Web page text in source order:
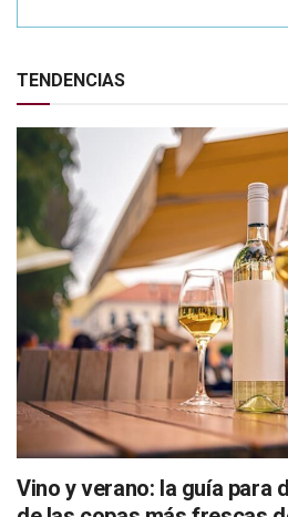
TENDENCIAS
Vino y verano: la guía para